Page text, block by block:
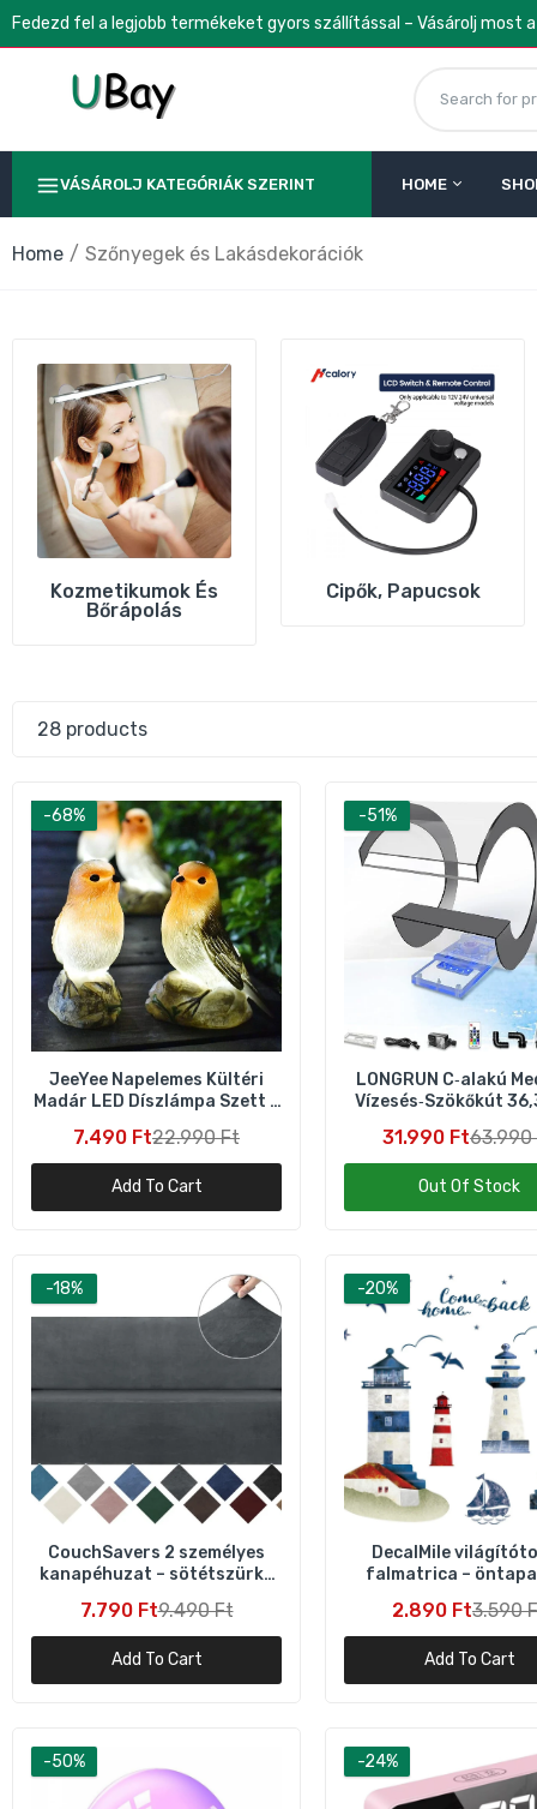
Fedezd fel a legjobb termékeket gyors szállítással – Vásárolj most
VÁSÁROLJ KATEGÓRIÁK SZERINT HOME
Home Szőnyegek és Lakásdekorációk
Kozmetikumok És
Bőrápolás
Cipők, Papucsok
28 products
-68%
JeeYee Napelemes Kültéri
Madár LED Díszlámpa Szett –
7.490 Ft22.990 Ft
Add To Cart
-51%
LONGRUN C‑alakú
Vízesés‑Szökőkút
31.990 Ft63.990
Out Of Stock
-18%
CouchSavers 2 személyes
kanapéhuzat – sötétszürke
7.790 Ft9.490 Ft
Add To Cart
-20%
DecalMile
falmatrica –
2.890 Ft3.590
Add To Cart
-50% -24%